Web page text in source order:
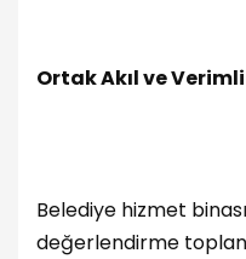
Ortak Akıl ve
Belediye hizmet
değerlendirme